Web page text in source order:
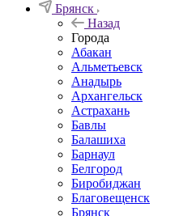
Брянск
Назад
Города
Абакан
Альметьевск
Анадырь
Архангельск
Астрахань
Бавлы
Балашиха
Барнаул
Белгород
Биробиджан
Благовещенск
Брянск